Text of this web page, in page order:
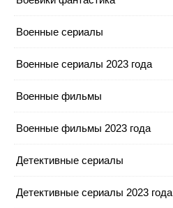
Военные сериалы
Военные сериалы 2023 года
Военные фильмы
Военные фильмы 2023 года
Детективные сериалы
Детективные сериалы 2023 года